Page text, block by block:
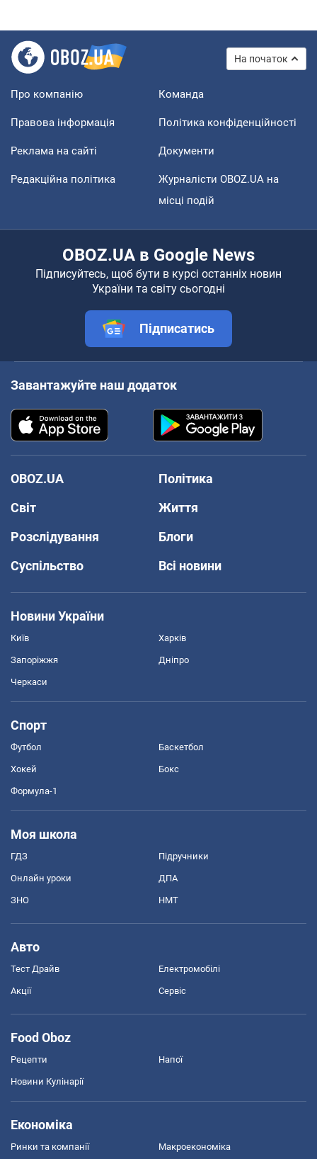
На початок
Про компанію Команда
Правова інформація Політика конфіденційності
Реклама на сайті Документи
Редакційна політика
Журналісти OBOZ.UA на
місці подій
OBOZ.UA в Google News
Підписуйтесь, щоб бути в курсі останніх новин
України та світу сьогодні
Підписатись
Завантажуйте наш додаток
OBOZ.UA
Політика
Світ
Життя
Розслідування
Блоги
Суспільство
Всі новини
Новини України
Київ Харків
Запоріжжя Дніпро
Черкаси
Спорт
Футбол Баскетбол
Хокей Бокс
Формула-1
Моя школа
ГДЗ Підручники
Онлайн уроки ДПА
ЗНО НМТ
Авто
Тест Драйв Електромобілі
Акції Сервіс
Food Oboz
Рецепти Напої
Новини Кулінарії
Економіка
Ринки та компанії Макроекономіка